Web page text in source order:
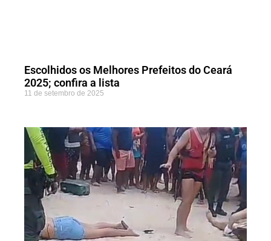
Escolhidos os Melhores Prefeitos do Ceará
2025; confira a lista
11 de setembro de 2025